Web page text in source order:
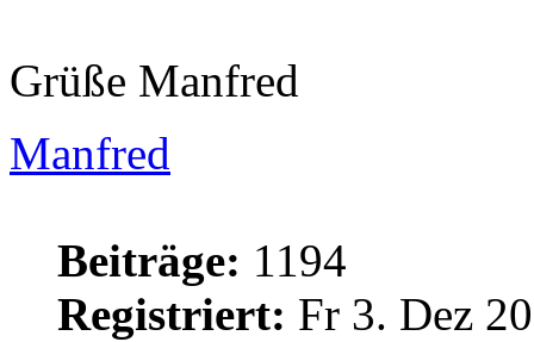
Grüße Manfred
Manfred
Beiträge: 1194
Registriert: Fr 3. Dez